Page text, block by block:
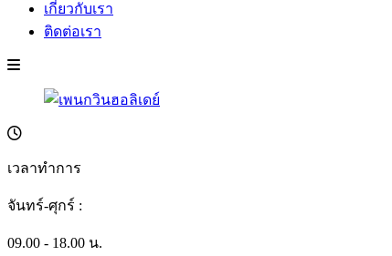
เกี่ยวกับเรา
ติดต่อเรา
เวลาทำการ
จันทร์-ศุกร์ :
09.00 - 18.00 น.